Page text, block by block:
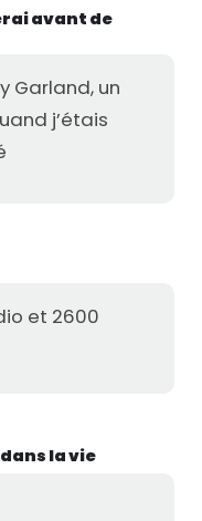
avant de
Garland, un
j’étais
et 2600
la vie